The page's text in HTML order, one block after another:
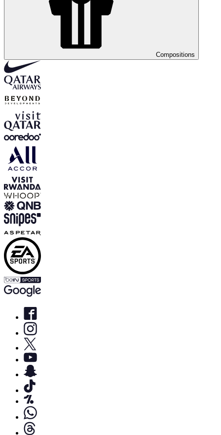
Compositions